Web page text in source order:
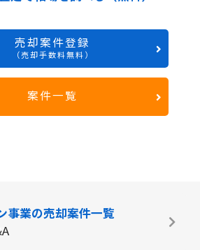
売却案件登録
（売却手数料無料）
案件一覧
事業の売却案件一覧